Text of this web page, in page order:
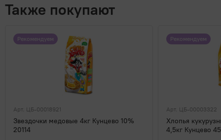
Также покупают
Рекомендуем
Арт. ЦБ-00018921
Звездочки медовые 4кг Кунцево 10%
20114
Рекомендуем
Арт. ЦБ-00003322
Хлопья
4,5кг Кунцево